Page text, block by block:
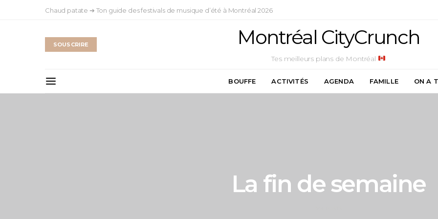
Chaud patate ➔ Ton guide des festivals de musique d’été à Montréal 2026
SOUSCRIRE Montréal CityCrunch
Tes meilleurs plans de Montréal
BOUFFE ACTIVITÉS AGENDA FAMILLE ON A
La fin de semaine